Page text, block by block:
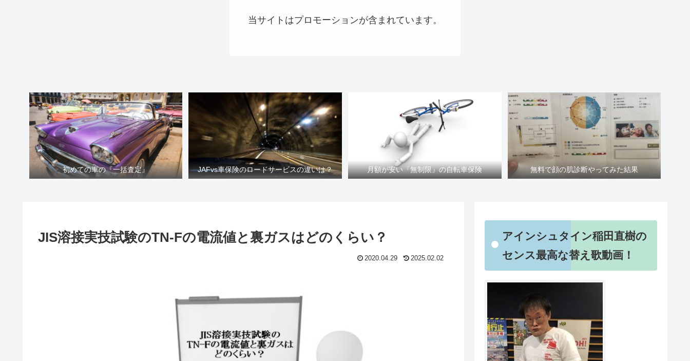
当サイトはプロモーションが含まれています。
初めての車の『一括査定』 JAFvs車保険のロードサービスの違いは？ 月額が安い『無制限』の自転車保険 無料で顔の肌診断やってみた結果
JIS溶接実技試験のTN-Fの電流値と裏ガスはどのくらい？
2020.04.29 2025.02.02
アインシュタイン稲田直樹の
センス最高な替え歌動画！